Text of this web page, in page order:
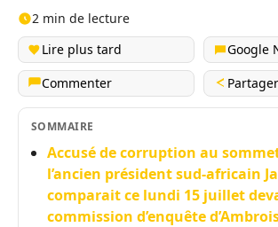
2 min de lecture
Lire plus tard
Google
Commenter
Partager
SOMMAIRE
Accusé de corruption au
l’ancien président sud-africain
comparait ce lundi 15 juillet
commission d’enquête